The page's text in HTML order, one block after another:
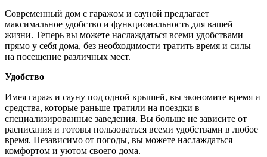
Современный дом с гаражом и сауной предлагает
максимальное удобство и функциональность для вашей
жизни. Теперь вы можете наслаждаться всеми удобствами
прямо у себя дома, без необходимости тратить время и силы
на посещение различных мест.
Удобство
Имея гараж и сауну под одной крышей, вы экономите время и
средства, которые раньше тратили на поездки в
специализированные заведения. Вы больше не зависите от
расписания и готовы пользоваться всеми удобствами в любое
время. Независимо от погоды, вы можете наслаждаться
комфортом и уютом своего дома.